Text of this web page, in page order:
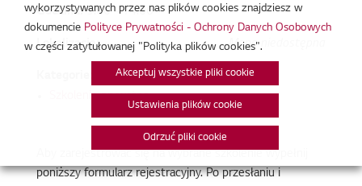
Godzina:9:00 - 14:00
Mapa niedostępna
Lokalizacja:
Szkolenie prywatne
poniższy formularz rejestracyjny. Po przesłaniu i
wykorzystywanych przez nas plików cookies znajdziesz w
dokumencie Polityce Prywatności - Ochrony Danych Osobowych
w części zatytułowanej "Polityka plików cookies".
Akceptuj wszystkie pliki cookie
Ustawienia plików cookie
Odrzuć pliki cookie